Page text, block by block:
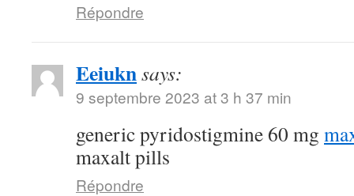
Répondre
Eeiuknsays:
9 septembre 2023 at 3 h 37 min
generic pyridostigmine 60 mg
maxalt pills
Répondre